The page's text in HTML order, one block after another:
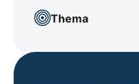
Thema